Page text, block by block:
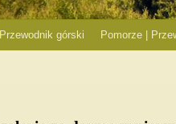
górski Pomorze |